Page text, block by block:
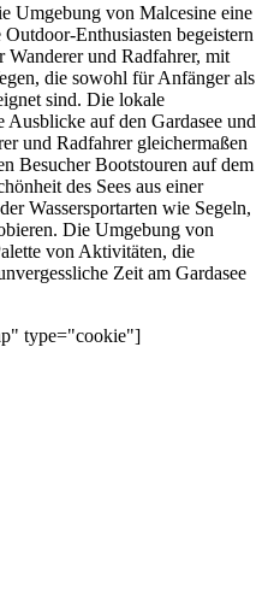
Umgebung von Malcesine eine
Enthusiasten begeistern
und Radfahrer, mit
die sowohl für Anfänger als
sind. Die lokale
Ausblicke auf den Gardasee und
und Radfahrer gleichermaßen
Besucher Bootstouren auf dem
des Sees aus einer
Wassersportarten wie Segeln,
Die Umgebung von
von Aktivitäten, die
Zeit am Gardasee
type="cookie"]